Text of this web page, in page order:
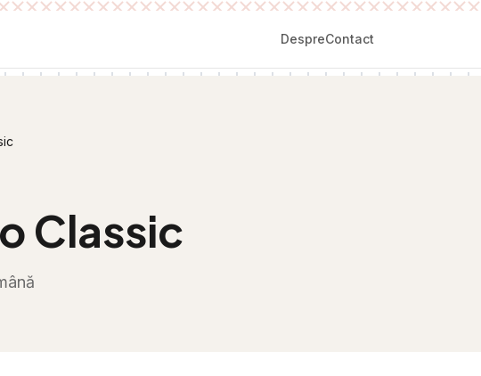
DespreContact
Classic